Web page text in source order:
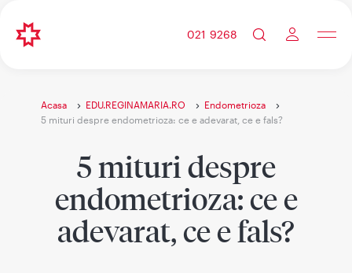
021 9268
Acasa EDU.REGINAMARIA.RO
Endometrioza
5 mituri despre endometrioza: ce e adevarat, ce e fals?
5 mituri despre
endometrioza: ce e
adevarat, ce e fals?